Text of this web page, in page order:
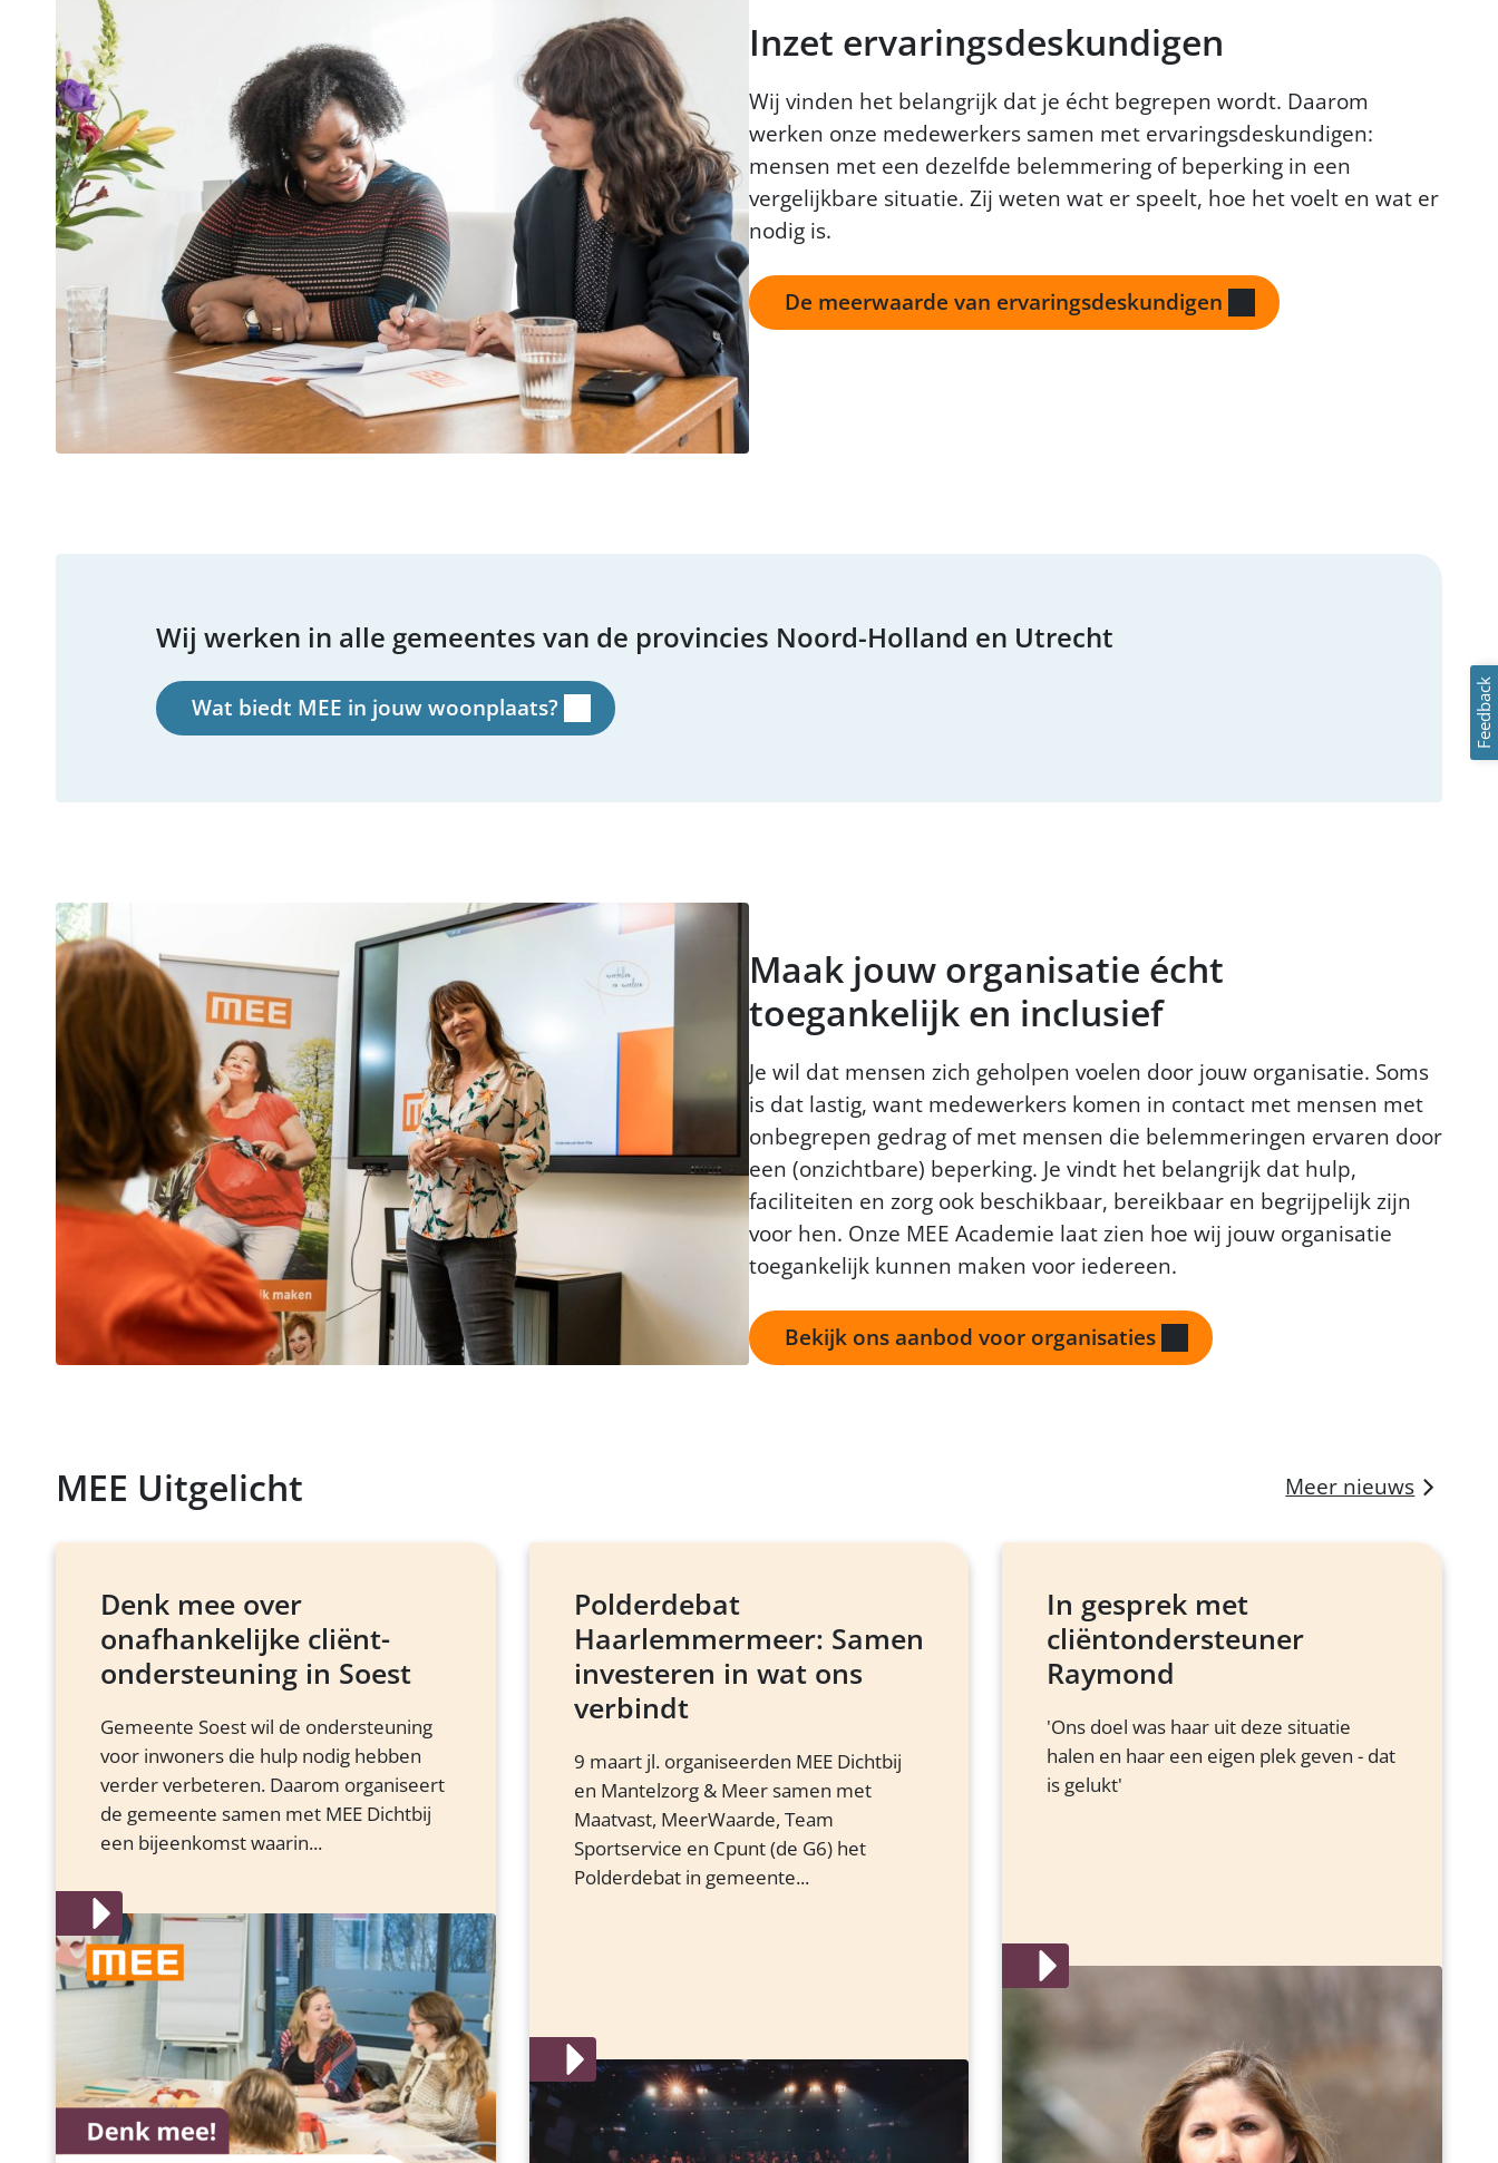
Feedback
Inzet ervaringsdeskundigen
Wij vinden het belangrijk dat je écht begrepen wordt. Daarom
werken onze medewerkers samen met ervaringsdeskundigen:
mensen met een dezelfde belemmering of beperking in een
vergelijkbare situatie. Zij weten wat er speelt, hoe het voelt en wat er
nodig is.
De meerwaarde van ervaringsdeskundigen
Wij werken in alle gemeentes van de provincies Noord-Holland en Utrecht
Wat biedt MEE in jouw woonplaats?
Maak jouw organisatie écht
toegankelijk en inclusief
Je wil dat mensen zich geholpen voelen door jouw organisatie. Soms
is dat lastig, want medewerkers komen in contact met mensen met
onbegrepen gedrag of met mensen die belemmeringen ervaren door
een (onzichtbare) beperking. Je vindt het belangrijk dat hulp,
faciliteiten en zorg ook beschikbaar, bereikbaar en begrijpelijk zijn
voor hen. Onze MEE Academie laat zien hoe wij jouw organisatie
toegankelijk kunnen maken voor iedereen.
Bekijk ons aanbod voor organisaties
MEE Uitgelicht Meer nieuws
Denk mee over
onafhankelijke cliënt-
ondersteuning in Soest
Gemeente Soest wil de ondersteuning
voor inwoners die hulp nodig hebben
verder verbeteren. Daarom organiseert
de gemeente samen met MEE Dichtbij
een bijeenkomst waarin...
Polderdebat
Haarlemmermeer: Samen
investeren in wat ons
verbindt
9 maart jl. organiseerden MEE Dichtbij
en Mantelzorg & Meer samen met
Maatvast, MeerWaarde, Team
Sportservice en Cpunt (de G6) het
Polderdebat in gemeente...
In gesprek met
cliëntondersteuner
Raymond
'Ons doel was haar uit deze situatie
halen en haar een eigen plek geven - dat
is gelukt'